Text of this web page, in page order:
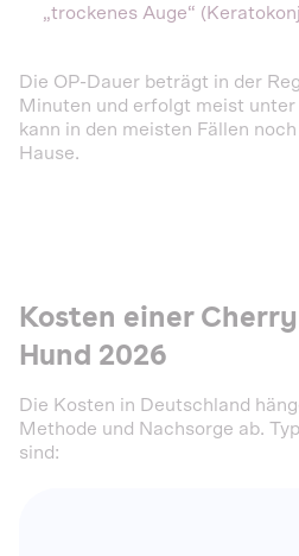
„trockenes Auge“
Die OP-Dauer beträgt in der
Minuten und erfolgt meist unter
kann in den meisten Fällen
Hause.
Kosten einer
Hund 2026
Die Kosten in Deutschland
Methode und Nachsorge ab.
sind: